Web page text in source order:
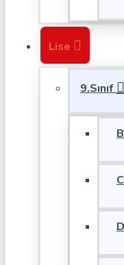
Lise
9.Sınıf